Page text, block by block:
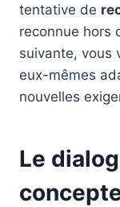
tentative de
reconnue hors
suivante, vous
eux-mêmes
nouvelles
Le